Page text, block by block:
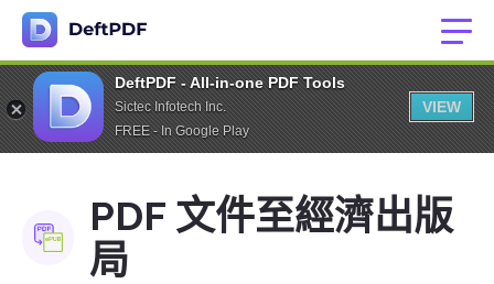
DeftPDF - All-in-one PDF Tools
Sictec Infotech Inc.
FREE - In Google Play
VIEW
PDF 文件至經濟出版
局